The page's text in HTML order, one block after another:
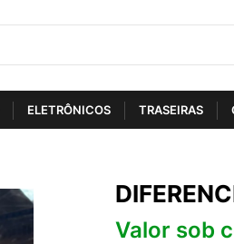
ELETRÔNICOS TRASEIRAS
Valor sob